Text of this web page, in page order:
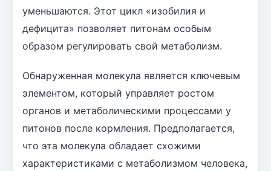
уменьшаются. Этот цикл «изобилия и
дефицита» позволяет питонам особым
образом регулировать свой метаболизм.
Обнаруженная молекула является ключевым
элементом, который управляет ростом
органов и метаболическими процессами у
питонов после кормления. Предполагается,
что эта молекула обладает схожими
характеристиками с метаболизмом человека,